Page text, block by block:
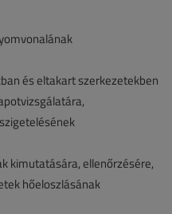
és eltakart szerkezetekben
kimutatására, ellenőrzésére,
hőeloszlásának